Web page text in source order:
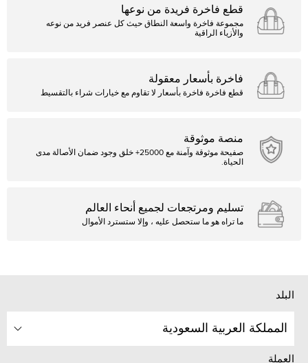
قطع فاخرة فريدة من نوعها
مجموعة فاخرة واسعة النطاق حيث كل عنصر فريد من نوعه
والأزياء الراقية
فاخرة بأسعار معقولة
قطع فاخرة فاخرة بأسعار لا تقاوم مع خيارات شراء بالتقسيط
منصة موثوقة
صفيحة موثوقة وآمنة مع 25000+ خلق وجود ضمان الأصالة مدى
الحياة.
تسليم ومرتجعات لجميع أنحاء العالم
ما تراه هو ما ستحصل عليه ، وإلا ستسترد الأموال
البلد
المملكة العربية السعودية
العملة